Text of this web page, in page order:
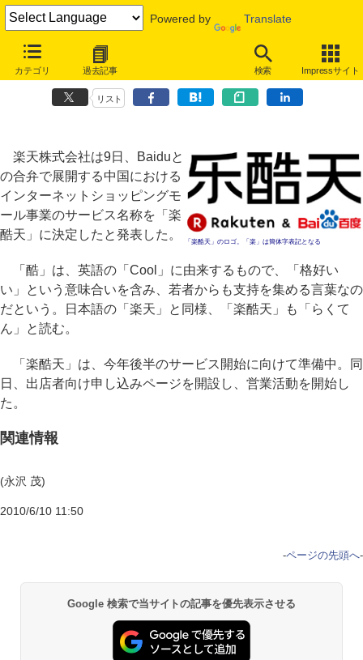
Powered by Translate
カテゴリ 過去記事 検索 Impressサイト
楽天、中国でのショッピングモール名称は「楽酷天」、Coolの意味込
める
リスト
「楽酷天」のロゴ。「楽」は簡体字表記となる
楽天株式会社は9日、Baiduと
の合弁で展開する中国における
インターネットショッピングモ
ール事業のサービス名称を「楽
酷天」に決定したと発表した。
「酷」は、英語の「Cool」に由来するもので、「格好い
い」という意味合いを含み、若者からも支持を集める言葉なの
だという。日本語の「楽天」と同様、「楽酷天」も「らくて
ん」と読む。
「楽酷天」は、今年後半のサービス開始に向けて準備中。同
日、出店者向け申し込みページを開設し、営業活動を開始し
た。
関連情報
(永沢 茂)
2010/6/10 11:50
-ページの先頭へ-
Google 検索で当サイトの記事を優先表示させる